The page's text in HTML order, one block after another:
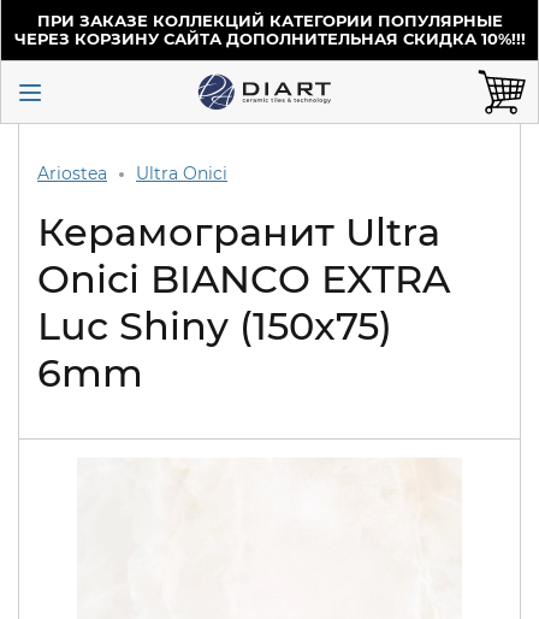
ПРИ ЗАКАЗЕ КОЛЛЕКЦИЙ КАТЕГОРИИ ПОПУЛЯРНЫЕ
ЧЕРЕЗ КОРЗИНУ САЙТА ДОПОЛНИТЕЛЬНАЯ СКИДКА 10%!!!
Ariostea Ultra Onici
Керамогранит Ultra
Onici BIANCO EXTRA
Luc Shiny (150x75)
6mm